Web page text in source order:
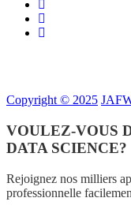
Copyright © 2025
VOULEZ-VOUS
DATA SCIENCE?
Rejoignez nos milliers
professionnelle